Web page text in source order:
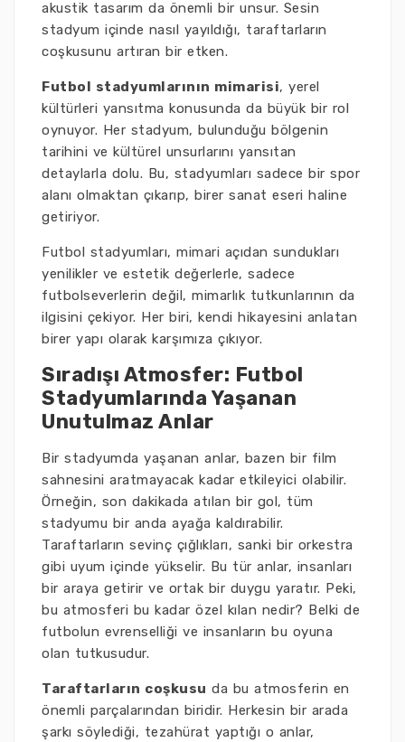
akustik tasarım da önemli bir unsur. Sesin
stadyum içinde nasıl yayıldığı, taraftarların
coşkusunu artıran bir etken.
Futbol stadyumlarının mimarisi, yerel
kültürleri yansıtma konusunda da büyük bir rol
oynuyor. Her stadyum, bulunduğu bölgenin
tarihini ve kültürel unsurlarını yansıtan
detaylarla dolu. Bu, stadyumları sadece bir spor
alanı olmaktan çıkarıp, birer sanat eseri haline
getiriyor.
Futbol stadyumları, mimari açıdan sundukları
yenilikler ve estetik değerlerle, sadece
futbolseverlerin değil, mimarlık tutkunlarının da
ilgisini çekiyor. Her biri, kendi hikayesini anlatan
birer yapı olarak karşımıza çıkıyor.
Sıradışı Atmosfer: Futbol
Stadyumlarında Yaşanan
Unutulmaz Anlar
Bir stadyumda yaşanan anlar, bazen bir film
sahnesini aratmayacak kadar etkileyici olabilir.
Örneğin, son dakikada atılan bir gol, tüm
stadyumu bir anda ayağa kaldırabilir.
Taraftarların sevinç çığlıkları, sanki bir orkestra
gibi uyum içinde yükselir. Bu tür anlar, insanları
bir araya getirir ve ortak bir duygu yaratır. Peki,
bu atmosferi bu kadar özel kılan nedir? Belki de
futbolun evrenselliği ve insanların bu oyuna
olan tutkusudur.
Taraftarların coşkusu da bu atmosferin en
önemli parçalarından biridir. Herkesin bir arada
şarkı söylediği, tezahürat yaptığı o anlar,